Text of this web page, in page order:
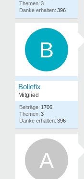
3
396
B
Bollefix
Mitglied
1706
3
396
A